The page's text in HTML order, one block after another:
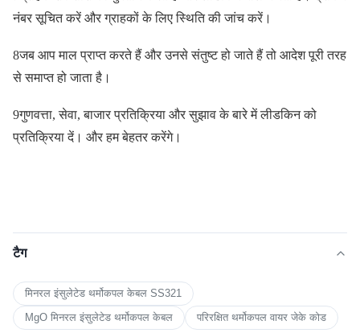
नंबर सूचित करें और ग्राहकों के लिए स्थिति की जांच करें।
8जब आप माल प्राप्त करते हैं और उनसे संतुष्ट हो जाते हैं तो आदेश पूरी तरह
से समाप्त हो जाता है।
9गुणवत्ता, सेवा, बाजार प्रतिक्रिया और सुझाव के बारे में लीडकिन को
प्रतिक्रिया दें। और हम बेहतर करेंगे।
टैग
मिनरल इंसुलेटेड थर्मोकपल केबल SS321
MgO मिनरल इंसुलेटेड थर्मोकपल केबल
परिरक्षित थर्मोकपल वायर जेके कोड